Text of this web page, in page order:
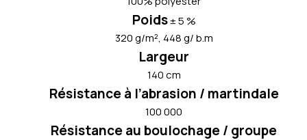
Poids± 5 %
320 g/m², 448 g/ b.m
Largeur
140 cm
Résistance à l’abrasion / martindale
100 000
Résistance au boulochage / groupe